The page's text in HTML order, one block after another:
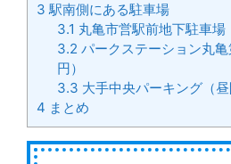
3 駅南側にある駐車場
3.1 丸亀市営駅前地下駐車場
3.2 パークステーション丸
円）
3.3 大手中央パーキング（昼
4 まとめ